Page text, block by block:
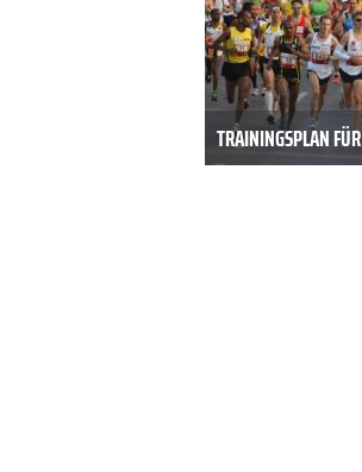
TRAININGSPLAN